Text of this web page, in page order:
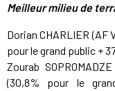
Meilleur milieu de
Dorian CHARLIER (AF
pour le grand public +
Zourab
(30,8% pour le